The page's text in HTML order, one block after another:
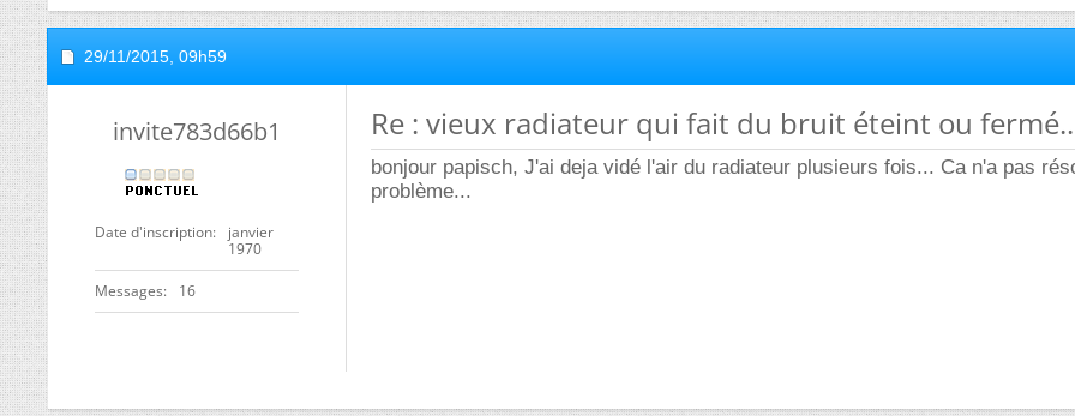
29/11/2015, 09h59
invite783d66b1
Date d'inscription
janvier
1970
Messages 16
Re : vieux radiateur qui fait du bruit éteint ou
bonjour papisch, J'ai deja vidé l'air du radiateur plusieurs fois... Ca n'a pas
problème...